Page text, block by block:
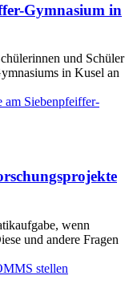
Gymnasium in
und Schüler
in Kusel an
am Siebenpfeiffer-
wenn
und andere Fragen
stellen